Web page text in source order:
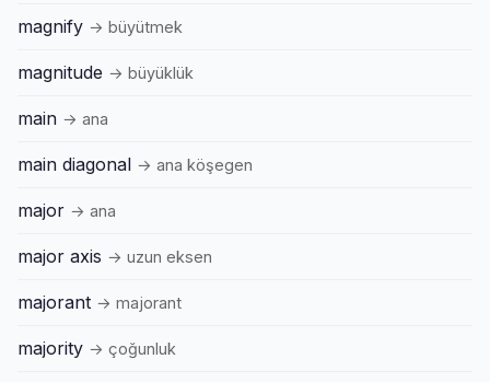
magnify → büyütmek
magnitude → büyüklük
main → ana
main diagonal → ana köşegen
major → ana
major axis → uzun eksen
majorant → majorant
majority → çoğunluk